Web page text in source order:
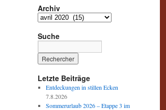
Archiv
Archiv
Suche
Letzte Beiträge
Entdeckungen in stillen Ecken
7.8.2026
Sommerurlaub 2026 – Etappe 3 im